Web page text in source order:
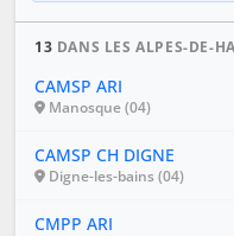
13 DANS LES ALPES-DE-
CAMSP ARI
Manosque (04)
CAMSP CH DIGNE
Digne-les-bains (04)
CMPP ARI